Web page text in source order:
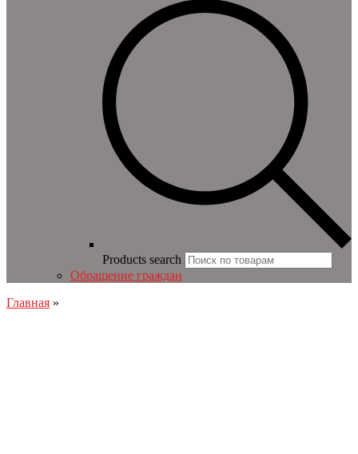
Products search
Обращение граждан
Главная »